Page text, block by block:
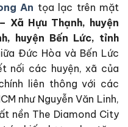
An tọa lạc trên mặt
Xã Hựu Thạnh, huyện
huyện Bến Lức, tỉnh
Đức Hòa và Bến Lức
nối các huyện, xã của
liên thông với các
như Nguyễn Văn Linh,
nền The Diamond City